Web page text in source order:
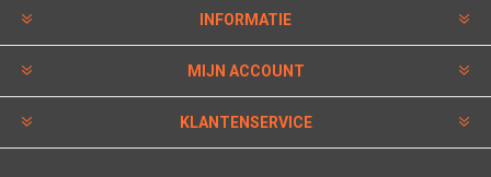
INFORMATIE
MIJN ACCOUNT
KLANTENSERVICE